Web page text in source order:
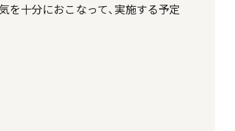
を十分におこなって、実施する予定